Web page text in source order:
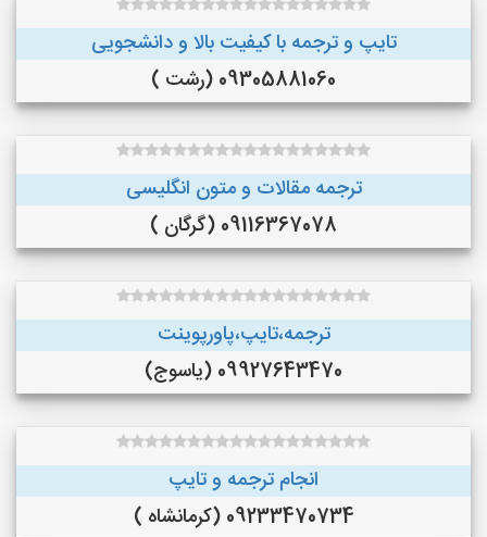
تایپ و ترجمه با کیفیت بالا و دانشجویی
09305881060 (رشت )
ترجمه مقالات و متون انگلیسی
09116367078 (گرگان )
ترجمه،تایپ،پاورپوینت
09927643470 (یاسوج)
انجام ترجمه و تایپ
09233470734 (کرمانشاه )